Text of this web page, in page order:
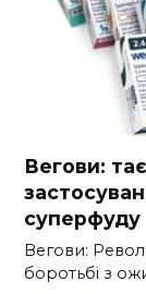
Вегови:
суперфуду
Вегови:
боротьбі з